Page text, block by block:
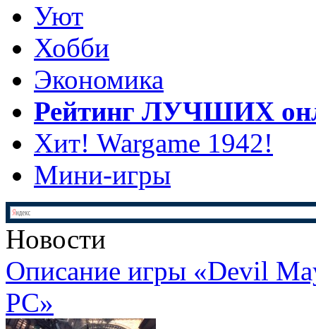
Уют
Хобби
Экономика
Рейтинг ЛУЧШИХ
Хит! Wargame 1942!
Мини-игры
Новости
Описание игры «Devil
PC»